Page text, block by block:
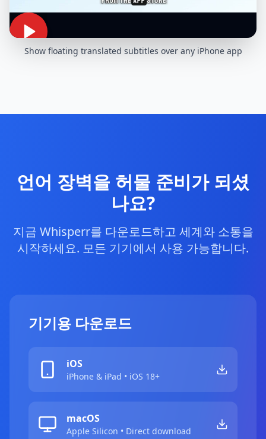
Show floating translated subtitles over any iPhone app
언어 장벽을 허물 준비가 되셨
나요?
지금 Whisperr를 다운로드하고 세계와 소통을
시작하세요. 모든 기기에서 사용 가능합니다.
기기용 다운로드
iOS
iPhone & iPad • iOS 18+
macOS
Apple Silicon • Direct download